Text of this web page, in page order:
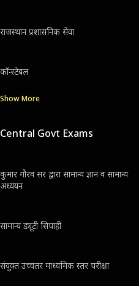
राजस्थान प्रशासनिक सेवा
कॉन्स्टेबल
Show More
Central Govt Exams
कुमार गौरव सर द्वारा सामान्य ज्ञान व सामान्य
अध्ययन
सामान्य ड्यूटी सिपाही
संयुक्त उच्चतर माध्यमिक स्तर परीक्षा